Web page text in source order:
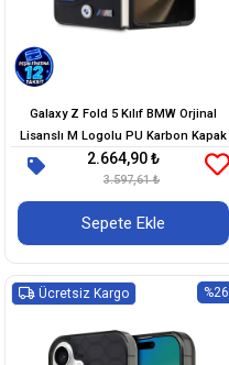
Galaxy Z Fold 5 Kılıf BMW Orjinal
Lisanslı M Logolu PU Karbon Kapak
2.664,90 ₺
3.597,61 ₺
Sepete Ekle
%26
Ücretsiz Kargo